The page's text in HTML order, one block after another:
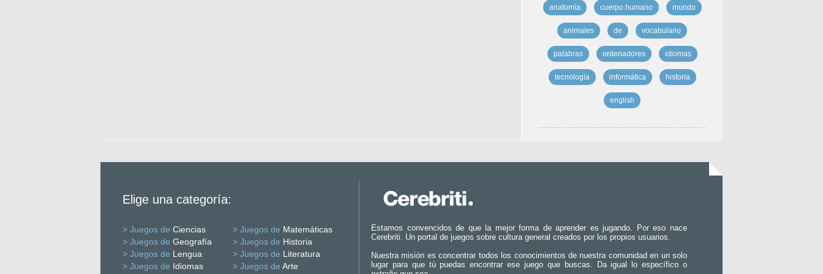
anatomía cuerpo humano mundo
animales de vocabulario
palabras ordenadores idiomas
tecnología informática historia
english
Elige una categoría:
> Juegos de Ciencias > Juegos de Matemáticas
> Juegos de Geografía > Juegos de Historia
> Juegos de Lengua > Juegos de Literatura
> Juegos de Idiomas > Juegos de Arte
Estamos convencidos de que la mejor forma de aprender es jugando. Por eso nace
Cerebriti. Un portal de juegos sobre cultura general creados por los propios usuarios.
Nuestra misión es concentrar todos los conocimientos de nuestra comunidad en un solo
lugar para que tú puedas encontrar ese juego que buscas. Da igual lo específico o